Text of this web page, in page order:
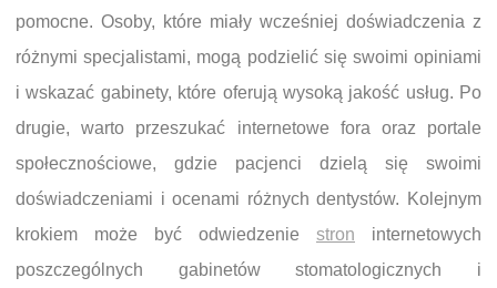
pomocne. Osoby, które miały wcześniej doświadczenia z
różnymi specjalistami, mogą podzielić się swoimi opiniami
i wskazać gabinety, które oferują wysoką jakość usług. Po
drugie, warto przeszukać internetowe fora oraz portale
społecznościowe, gdzie pacjenci dzielą się swoimi
doświadczeniami i ocenami różnych dentystów. Kolejnym
krokiem może być odwiedzenie stron internetowych
poszczególnych gabinetów stomatologicznych i